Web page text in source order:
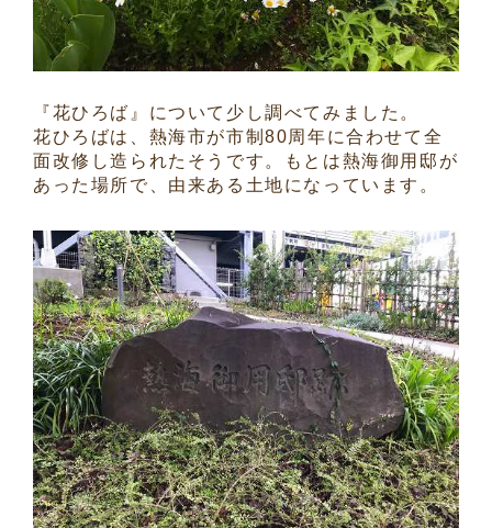
『花ひろば』について少し調べてみました。
花ひろばは、熱海市が市制80周年に合わせて全
面改修し造られたそうです。もとは熱海御用邸が
あった場所で、由来ある土地になっています。